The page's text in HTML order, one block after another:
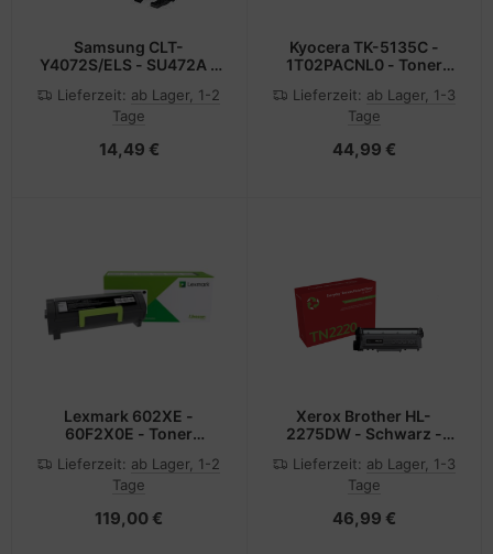
Samsung CLT-
Y4072S/ELS - SU472A -
320N 325 325W; CLX-
3185 3185FN 3185FW
Lieferzeit: ab Lager, 1-2
Tage
14,49 €
Kyocera TK-5135C -
1T02PACNL0 - Toner
265ci, 266ci
Lieferzeit: ab Lager, 1-3
Tage
44,99 €
Lexmark 602XE -
60F2X0E - Toner
MX510de, MX511de,
MX511dhe, MX511dte,
Lieferzeit: ab Lager, 1-2
Tage
119,00 €
Xerox Brother HL-
2275DW - Schwarz -
Lieferzeit: ab Lager, 1-3
Tage
46,99 €